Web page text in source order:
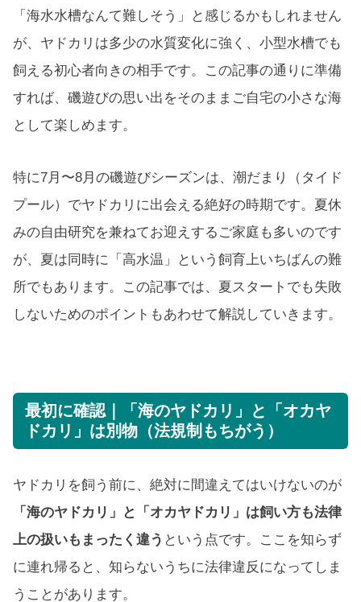
「海水水槽なんて難しそう」と感じるかもしれません
が、ヤドカリは多少の水質変化に強く、小型水槽でも
飼える初心者向きの相手です。この記事の通りに準備
すれば、磯遊びの思い出をそのままご自宅の小さな海
として楽しめます。
特に7月〜8月の磯遊びシーズンは、潮だまり（タイド
プール）でヤドカリに出会える絶好の時期です。夏休
みの自由研究を兼ねてお迎えするご家庭も多いのです
が、夏は同時に「高水温」という飼育上いちばんの難
所でもあります。この記事では、夏スタートでも失敗
しないためのポイントもあわせて解説していきます。
最初に確認｜「海のヤドカリ」と「オカヤ
ドカリ」は別物（法規制もちがう）
ヤドカリを飼う前に、絶対に間違えてはいけないのが
「海のヤドカリ」と「オカヤドカリ」は飼い方も法律
上の扱いもまったく違う という点です。ここを知らず
に連れ帰ると、知らないうちに法律違反になってしま
うことがあります。